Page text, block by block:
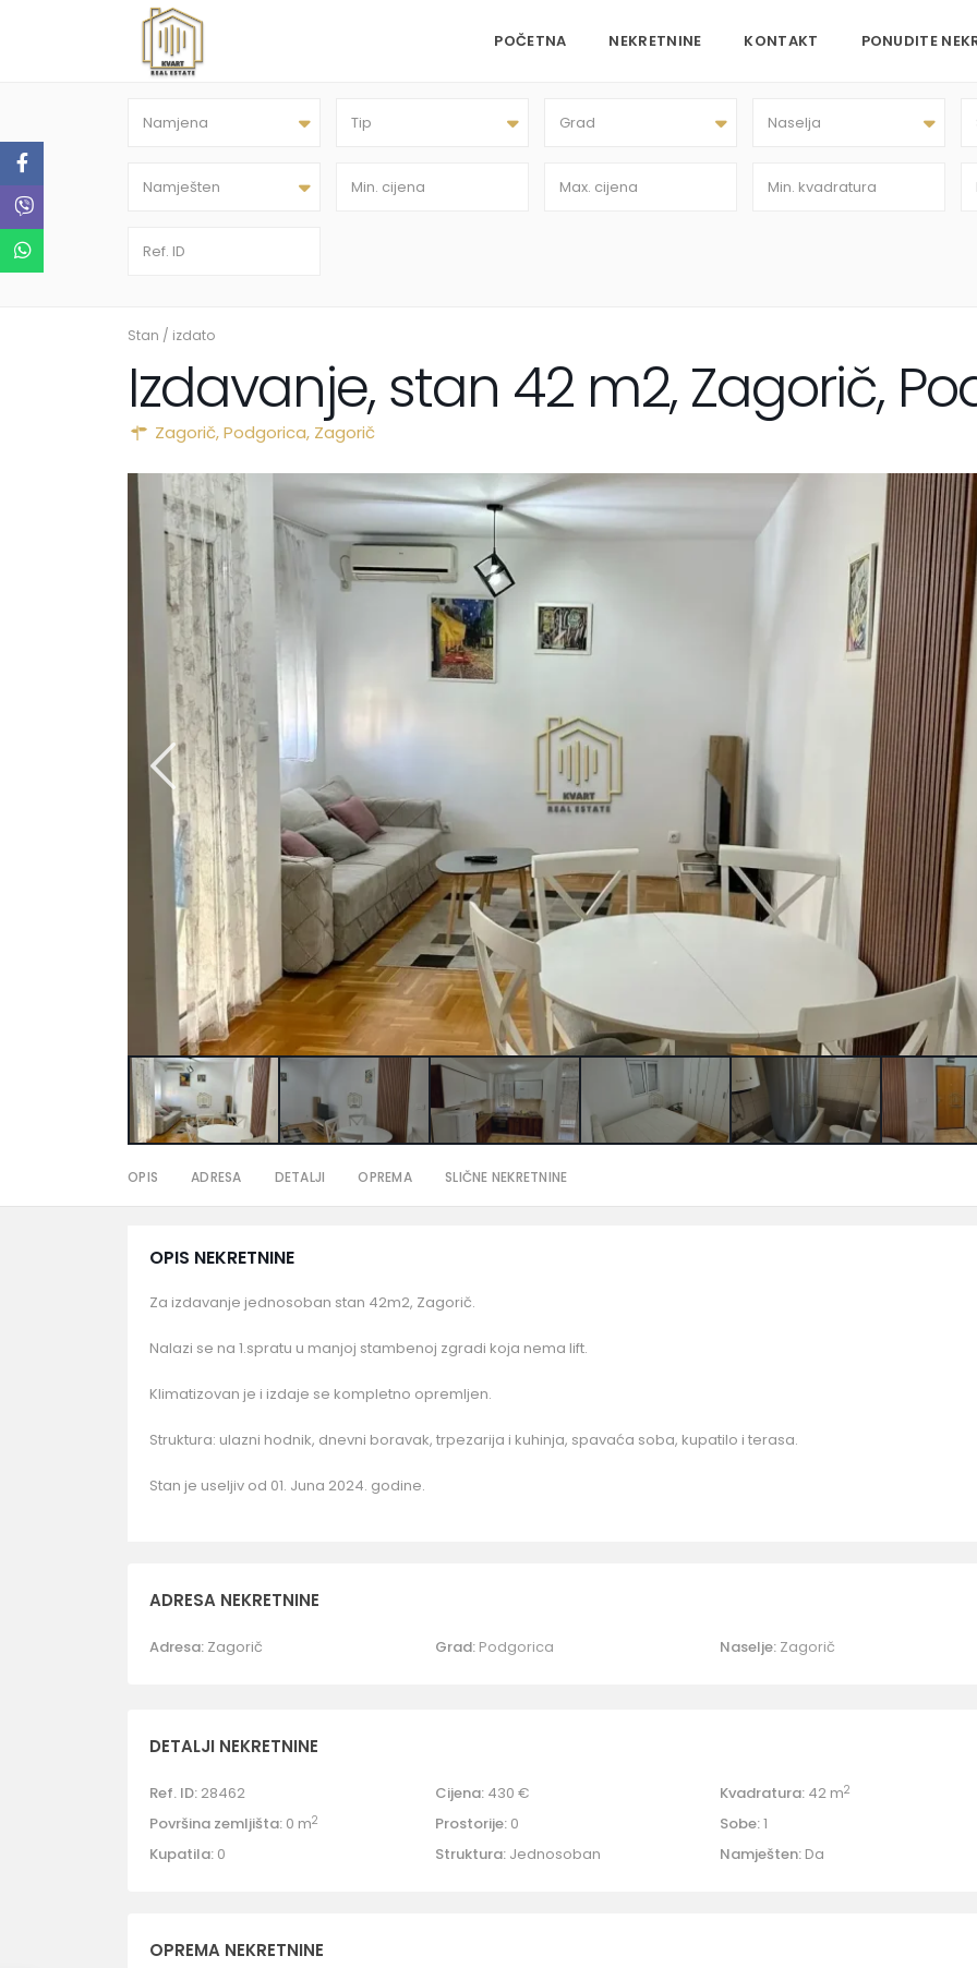
POČETNA NEKRETNINE KONTAKT PONUDITE
Namjena Tip Grad Naselja
Namješten
Stan / izdato
Izdavanje, stan 42 m2, Zagorič,
Zagorič,Podgorica, Zagorič
OPIS ADRESA DETALJI OPREMA SLIČNE NEKRETNINE
OPIS NEKRETNINE
Za izdavanje jednosoban stan 42m2, Zagorič.
Nalazi se na 1.spratu u manjoj stambenoj zgradi koja nema lift.
Klimatizovan je i izdaje se kompletno opremljen.
Struktura: ulazni hodnik, dnevni boravak, trpezarija i kuhinja, spavaća soba, kupatilo i terasa.
Stan je useljiv od 01. Juna 2024. godine.
ADRESA NEKRETNINE
Adresa: Zagorič Grad: Podgorica Naselje: Zagorič
DETALJI NEKRETNINE
Ref. ID: 28462 Cijena: 430 € Kvadratura: 42 m2
Površina zemljišta: 0 m2 Prostorije:0 Sobe:1
Kupatila: 0 Struktura:Jednosoban Namješten: Da
OPREMA NEKRETNINE